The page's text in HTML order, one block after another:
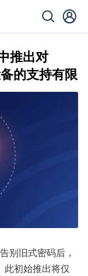
推出对
的支持有限
别旧式密码后，
此初始推出将仅